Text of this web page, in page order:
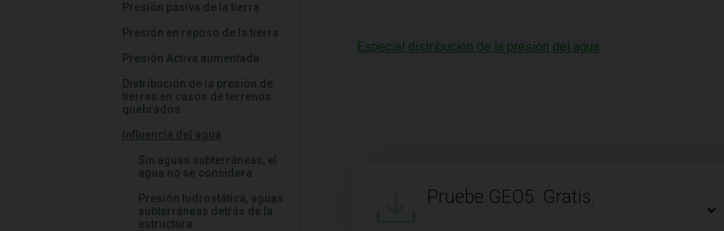
Presión pasiva de la tierra
Presión en reposo de la tierra
Presión Activa aumentada
Distribución de la presión de
tierras en casos de terrenos
quebrados
Influencia del agua
Sin aguas subterráneas, el
agua no se considera
Presión hidrostática, aguas
subterráneas detrás de la
estructura
Especial distribución de la presión del agua
Pruebe GEO5. Gratis.